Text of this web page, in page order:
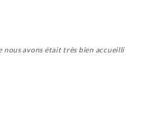
nous avons était très bien accueilli